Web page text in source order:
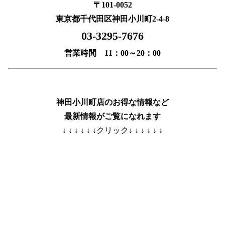
〒101-0052
東京都千代田区神田小川町2-4-8
03-3295-7676
営業時間 11：00～20：00
神田小川町店のお得な情報など
最新情報がご覧になれます
↓ ↓ ↓ ↓ ↓ ↓クリック↓ ↓ ↓ ↓ ↓ ↓